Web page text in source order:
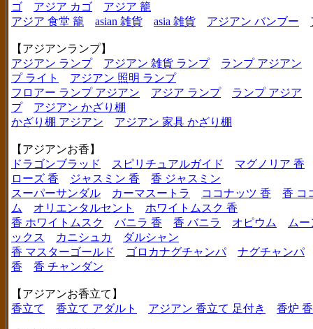
ゴ
アジア カゴ
アジア 籠
アジア 食堂 籠
asian 雑貨 asia 雑貨 アジアン バンブー
【アジアンランプ】
アジアン ランプ
アジアン 雑貨 ランプ
ランプ アジアン
プ ライト
アジアン 照明 ランプ
フロアー ランプ アジアン
アジア ランプ
ランプ アジア
プ
アジアン かざり棚
かざり棚 アジアン
アジアン 家具 かざり棚
【アジアンお香】
ドラゴンブラッド
スピリチュアルガイド
マグノリア 香
ローズ 香
ジャスミン 香
香 ジャスミン
スーパーサンダル
カーマスートラ ココナッツ 香
香 コ
ム
オリエンタルセント
ホワイトムスク 香
香 ホワイトムスク
バニラ 香 香 バニラ オピウム
ムー
ックス
カニシュカ
ダルシャン
香 マスターゴールド
ゴロカナグチャンパ
ナグチャンパ
香
香 チャンダン
【アジアンお香立て】
香立て
香立て アダルト アジアン 香立て 足付き 香炉